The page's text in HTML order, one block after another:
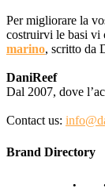
Per migliorare la
costruirvi le basi vi
marino, scritto da
DaniReef
Dal 2007, dove
Contact us:
Brand Directory
•